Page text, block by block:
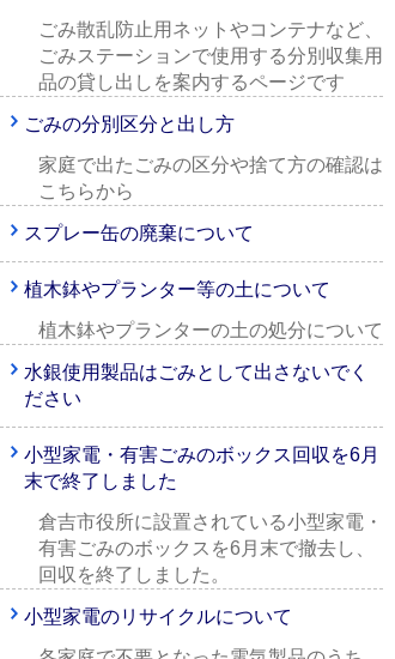
ごみ散乱防止用ネットやコンテナなど、
ごみステーションで使用する分別収集用
品の貸し出しを案内するページです
ごみの分別区分と出し方
家庭で出たごみの区分や捨て方の確認は
こちらから
スプレー缶の廃棄について
植木鉢やプランター等の土について
植木鉢やプランターの土の処分について
水銀使用製品はごみとして出さないでく
ださい
小型家電・有害ごみのボックス回収を6月
末で終了しました
倉吉市役所に設置されている小型家電・
有害ごみのボックスを6月末で撤去し、
回収を終了しました。
小型家電のリサイクルについて